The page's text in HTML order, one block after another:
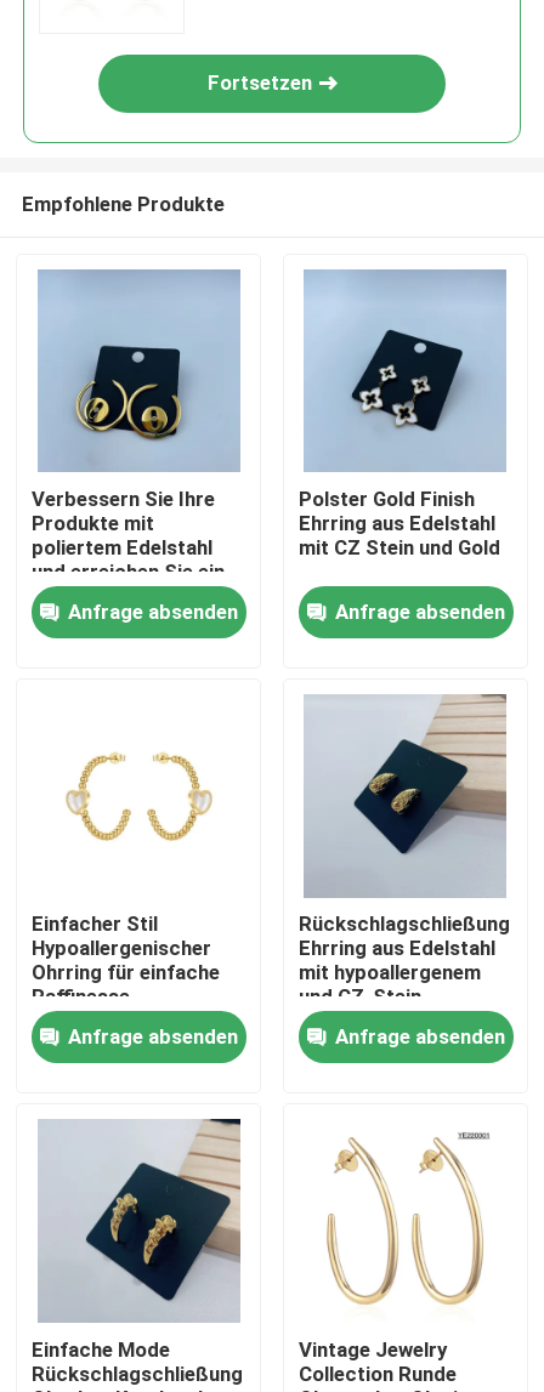
Über uns
Kontakte
Produkte
Armband und Armband aus Edelstahl vorrätig
Ein Ohrring aus Edelstahl auf Lager
Edelstahlschmuck auf Lager
Neu auf Lager
Edelstahl-Schmuck-Satz
Fortsetzen
Empfohlene Produkte
Verbessern Sie Ihre
Produkte mit
poliertem Edelstahl
und erreichen Sie ein
luxuriöses Gold
Aussehen Ohrringe
Anfrage absenden
Polster Gold Finish
Ehrring aus Edelstahl
mit CZ Stein und Gold
Anfrage absenden
Einfacher Stil
Hypoallergenischer
Ohrring für einfache
Raffinesse
Anfrage absenden
Rückschlagschließung
Ehrring aus Edelstahl
mit hypoallergenem
und CZ-Stein
Anfrage absenden
Einfache Mode
Rückschlagschließung
Vintage Jewelry
Collection Runde